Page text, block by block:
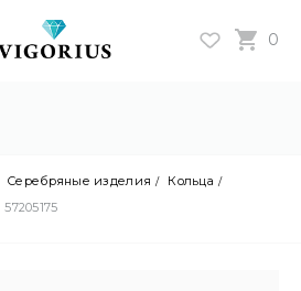
0
Серебряные изделия
Кольца
57205175